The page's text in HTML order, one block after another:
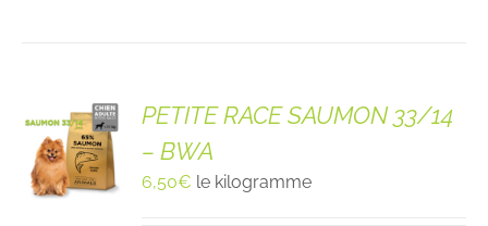
PETITE RACE SAUMON 33/14
– BWA
6,50€ le kilogramme